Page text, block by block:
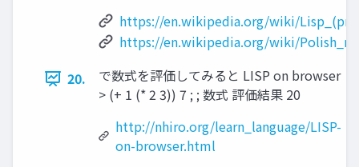
https://en.wikipedia.org/wiki/
https://en.wikipedia.org/wiki/
20.
で数式を評価してみると LISP on browser
> (+ 1 (* 2 3)) 7 ; ; 数式 評価結果 20
http://nhiro.org/learn_language/LISP-
on-browser.html